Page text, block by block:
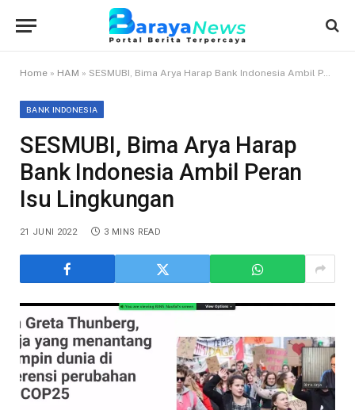
Home » HAM » SESMUBI, Bima Arya Harap Bank Indonesia Ambil Peran Isu Lingkungan
BANK INDONESIA
SESMUBI, Bima Arya Harap
Bank Indonesia Ambil Peran
Isu Lingkungan
21 JUNI 2022 3 MINS READ